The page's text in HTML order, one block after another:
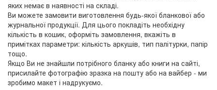
яких немає в наявності на складі.
Ви можете замовити виготовлення будь-якої бланкової або
журнальної продукції. Для цього покладіть необхідну
кількість в кошик, оформіть замовлення, вкажіть в
примітках параметри: кількість аркушів, тип палітурки, папір
тощо.
Якщо Ви не знайшли потрібного бланку або книги на сайті,
присилайте фотографію зразка на пошту або на вайбер - ми
зробимо макет і надрукуємо.